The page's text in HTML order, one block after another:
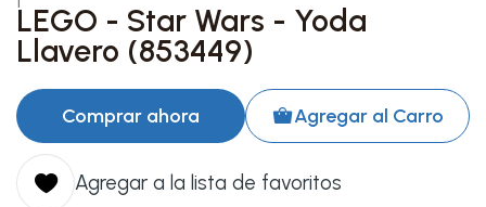
LEGO - Star Wars - Yoda
Llavero (853449)
Agregar al Carro
Comprar ahora
Agregar a la lista de favoritos